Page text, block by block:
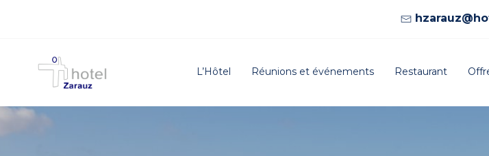
L’Hôtel Réunions et événements Restaurant